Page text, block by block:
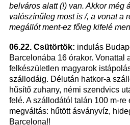
belváros alatt (!) van. Akkor még
valószínűleg most is /, a vonat a
megállót ment-ez főleg kifelé
06.22. Csütörtök: indulás
Barcelonába 16 órakor. Vonattal
felkészületlen magyarok
szállodáig. Délután hatkor-a
hűsítő zuhany, némi szendvics
felé. A szállodától talán 100 m-
megváltás: hűtött ásványvíz,
Barcelona!!